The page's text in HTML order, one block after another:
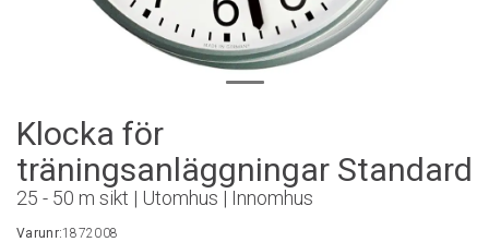
Klocka för
träningsanläggningar Standard
25 - 50 m sikt | Utomhus | Innomhus
Varunr:1872008